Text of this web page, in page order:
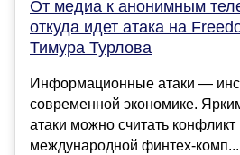
От медиа к анонимным
откуда идет атака на
Тимура Турлова
Информационные атаки —
современной экономике.
атаки можно считать
международной финтех-комп...